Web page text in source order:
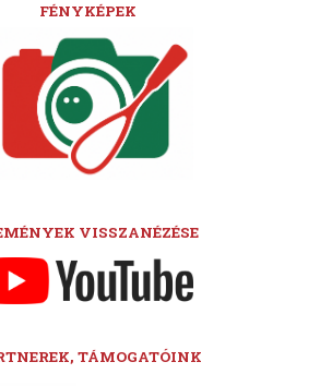
FÉNYKÉPEK
VISSZANÉZÉSE
TÁMOGATÓINK